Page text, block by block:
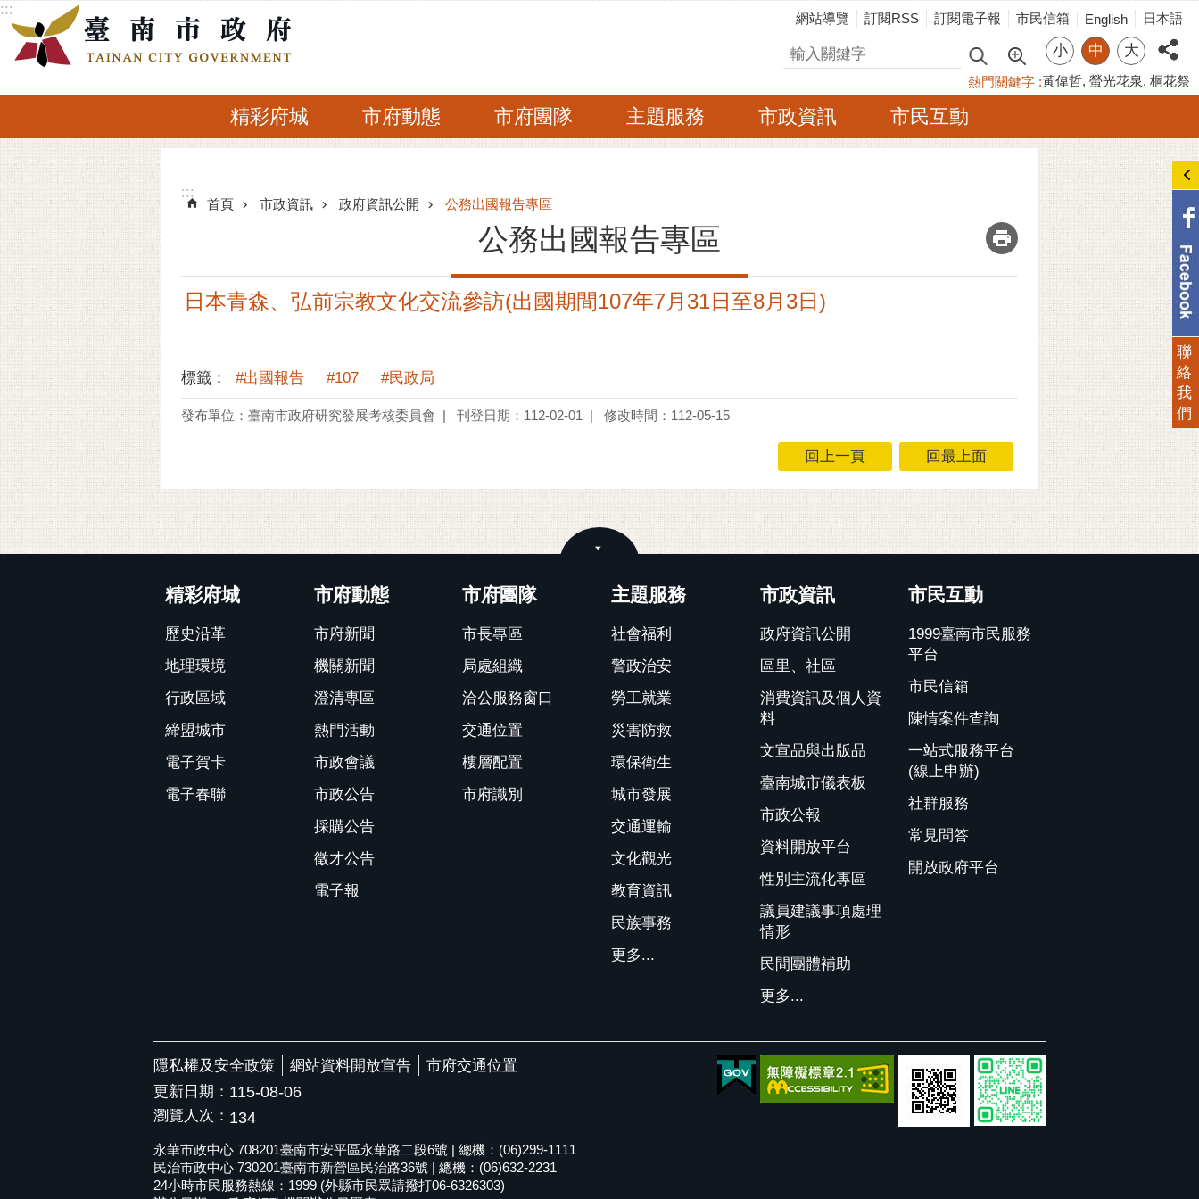
跳到主要內容區塊
:::
網站導覽 訂閱RSS 訂閱電子報 市民信箱 English 日本語
搜尋 小 中 大
熱門關鍵字 黃偉哲 螢光花泉 桐花祭
精彩府城 市府動態 市府團隊 主題服務 市政資訊 市民互動
:::
:::
首頁 市政資訊 政府資訊公開 公務出國報告專區
公務出國報告專區 _
日本青森、弘前宗教文化交流參訪(出國期間107年7月31日至8月3日)
標籤： #出國報告 #107 #民政局
發布單位：臺南市政府研究發展考核委員會 刊登日期：112-02-01 修改時間：112-05-15
回上一頁 回最上面
精彩府城
歷史沿革
地理環境
行政區域
締盟城市
電子賀卡
電子春聯
市府動態
市府新聞
機關新聞
澄清專區
熱門活動
市政會議
市政公告
採購公告
徵才公告
電子報
市府團隊
市長專區
局處組織
洽公服務窗口
交通位置
樓層配置
市府識別
主題服務
社會福利
警政治安
勞工就業
災害防救
環保衛生
城市發展
交通運輸
文化觀光
教育資訊
民族事務
更多...
市政資訊
政府資訊公開
區里、社區
消費資訊及個人資
料
文宣品與出版品
臺南城市儀表板
市政公報
資料開放平台
性別主流化專區
議員建議事項處理
情形
民間團體補助
更多...
市民互動
1999臺南市民服務
平台
市民信箱
陳情案件查詢
一站式服務平台
(線上申辦)
社群服務
常見問答
開放政府平台
隱私權及安全政策 網站資料開放宣告
市府交通位置
更新日期： 115-08-06
瀏覽人次： 134
永華市政中心 708201臺南市安平區永華路二段6號 | 總機：(06)299-1111
民治市政中心 730201臺南市新營區民治路36號 | 總機：(06)632-2231
24小時市民服務熱線：1999 (外縣市民眾請撥打06-6326303)
聯
絡
我
們